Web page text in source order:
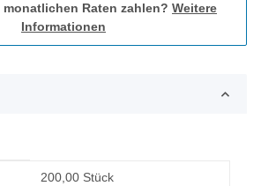
Raten zahlen? Weitere
Informationen
200,00 Stück